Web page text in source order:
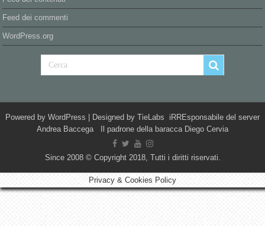
Feed dei commenti
WordPress.org
Powered by WordPress | Designed by TieLabs iRREsponsabile del server
Andrea Baccega Il padrone della baracca Diego Cervia
Since 2008 © Copyright 2018, Tutti i diritti riservati.
Privacy & Cookies Policy